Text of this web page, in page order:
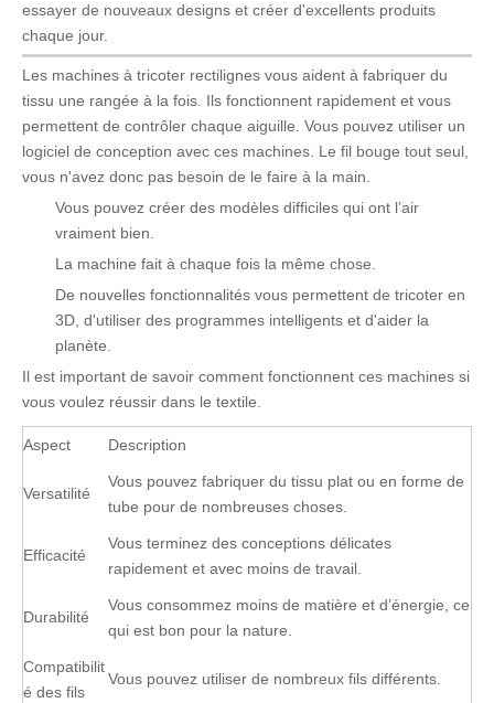
essayer de nouveaux designs et créer d'excellents produits
chaque jour.
Les machines à tricoter rectilignes vous aident à fabriquer du
tissu une rangée à la fois. Ils fonctionnent rapidement et vous
permettent de contrôler chaque aiguille. Vous pouvez utiliser un
logiciel de conception avec ces machines. Le fil bouge tout seul,
vous n'avez donc pas besoin de le faire à la main.
Vous pouvez créer des modèles difficiles qui ont l’air
vraiment bien.
La machine fait à chaque fois la même chose.
De nouvelles fonctionnalités vous permettent de tricoter en
3D, d'utiliser des programmes intelligents et d'aider la
planète.
Il est important de savoir comment fonctionnent ces machines si
vous voulez réussir dans le textile.
Aspect Description
Versatilité
Vous pouvez fabriquer du tissu plat ou en forme de
tube pour de nombreuses choses.
Efficacité
Vous terminez des conceptions délicates
rapidement et avec moins de travail.
Durabilité
Vous consommez moins de matière et d’énergie, ce
qui est bon pour la nature.
Compatibilit
é des fils
Vous pouvez utiliser de nombreux fils différents.